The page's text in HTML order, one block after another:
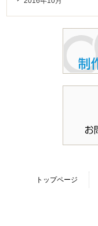
トップページ